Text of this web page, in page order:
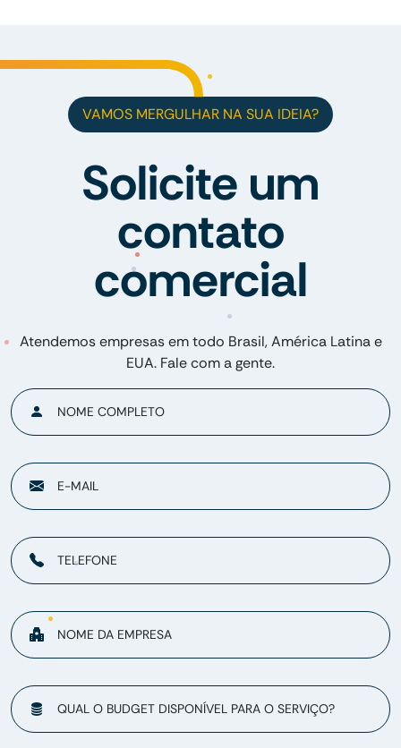
VAMOS MERGULHAR NA SUA IDEIA?
Solicite um
contato
comercial
Atendemos empresas em todo Brasil, América Latina e
EUA. Fale com a gente.
NOME COMPLETO
E-MAIL
TELEFONE
NOME DA EMPRESA
QUAL O BUDGET DISPONÍVEL PARA O SERVIÇO?